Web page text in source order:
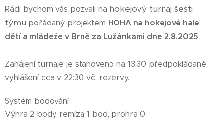
Rádi bychom vás pozvali na hokejový turnaj šesti
týmu pořádaný projektem HOHA na hokejové hale
dětí a mládeže v Brně za Lužánkami dne 2.8.2025
Zahájení turnaje je stanoveno na 13:30 předpokládané
vyhlášení cca v 22:30 vč. rezervy.
Systém bodování :
Výhra 2 body, remíza 1 bod, prohra 0.